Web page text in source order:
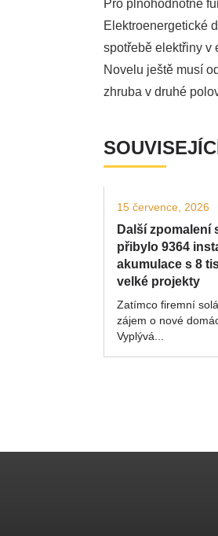
Pro plnohodnotné
Elektroenergetické
spotřebě elektřiny v
Novelu ještě musí
zhruba v druhé
15 července, 2026
Další zpomalení
přibylo 9364
akumulace s 8
velké projekty
Zatímco firemní
zájem o nové
Vyplývá...